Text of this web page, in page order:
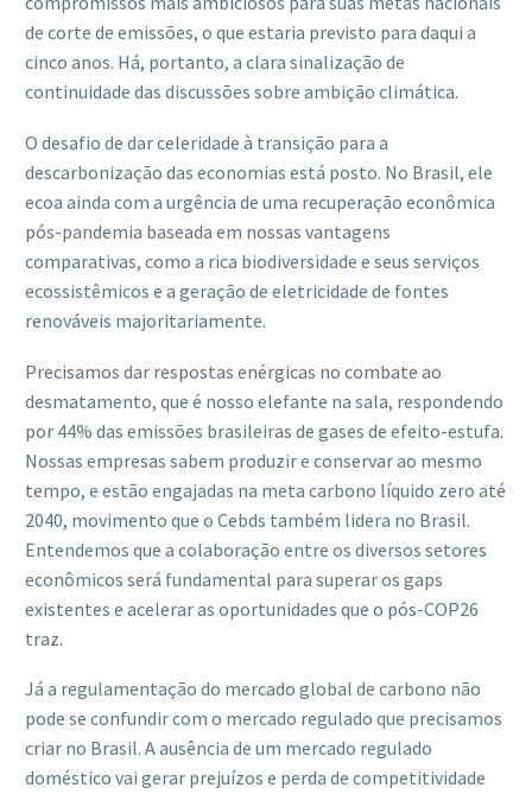
de corte de emissões, o que estaria previsto para daqui a
cinco anos. Há, portanto, a clara sinalização de
continuidade das discussões sobre ambição climática.
O desafio de dar celeridade à transição para a
descarbonização das economias está posto. No Brasil, ele
ecoa ainda com a urgência de uma recuperação econômica
pós-pandemia baseada em nossas vantagens
comparativas, como a rica biodiversidade e seus serviços
ecossistêmicos e a geração de eletricidade de fontes
renováveis majoritariamente.
Precisamos dar respostas enérgicas no combate ao
desmatamento, que é nosso elefante na sala, respondendo
por 44% das emissões brasileiras de gases de efeito-estufa.
Nossas empresas sabem produzir e conservar ao mesmo
tempo, e estão engajadas na meta carbono líquido zero até
2040, movimento que o Cebds também lidera no Brasil.
Entendemos que a colaboração entre os diversos setores
econômicos será fundamental para superar os gaps
existentes e acelerar as oportunidades que o pós-COP26
traz.
Já a regulamentação do mercado global de carbono não
pode se confundir com o mercado regulado que precisamos
criar no Brasil. A ausência de um mercado regulado
doméstico vai gerar prejuízos e perda de competitividade